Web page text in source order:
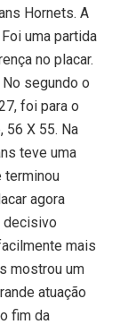
Hornets. A
uma partida
no placar.
segundo o
foi para o
56 X 55. Na
teve uma
terminou
agora
decisivo
mais
mostrou um
atuação
fim da